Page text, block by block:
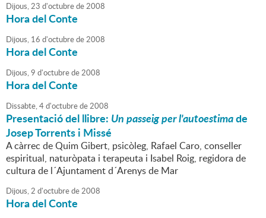
Dijous,23 d'octubrede2008
Hora del Conte
Dijous, 16 d'octubrede2008
Hora del Conte
Dijous,9 d'octubrede2008
Hora del Conte
Dissabte,4d'octubrede2008
Presentació del llibre: Un passeig per l'autoestimade
Josep Torrents i Missé
A càrrec de Quim Gibert, psicòleg, Rafael Caro, conseller
espiritual, naturòpata i terapeuta i Isabel Roig, regidora de
cultura de l´Ajuntament d´Arenys de Mar
Dijous,2 d'octubrede2008
Hora del Conte